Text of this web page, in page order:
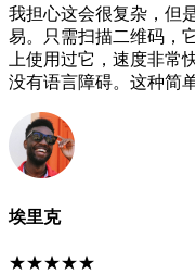
我担心这会很复杂，但
易。只需扫描二维码，
上使用过它，速度非常
没有语言障碍。这种简
埃里克
★★★★★